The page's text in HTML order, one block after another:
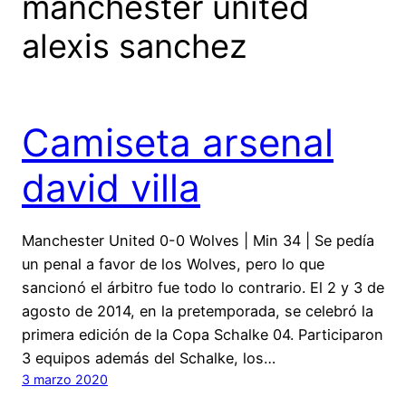
alexis sanchez
Camiseta arsenal
david villa
Manchester United 0-0 Wolves | Min 34 | Se pedía
un penal a favor de los Wolves, pero lo que
sancionó el árbitro fue todo lo contrario. El 2 y 3 de
agosto de 2014, en la pretemporada, se celebró la
primera edición de la Copa Schalke 04. Participaron
3 equipos además del Schalke, los…
3 marzo 2020